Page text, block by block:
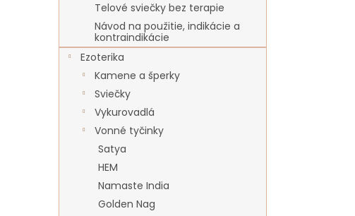
Telové sviečky bez terapie
Návod na použitie, indikácie a
kontraindikácie
Ezoterika
Kamene a šperky
Sviečky
Vykurovadlá
Vonné tyčinky
Satya
HEM
Namaste India
Golden Nag